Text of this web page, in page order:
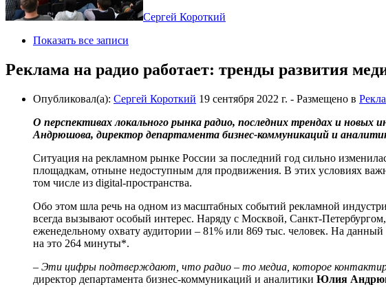
Сергей Короткий
Показать все записи
Реклама на радио работает: тренды развития
Опубликовал(а): Сергей Короткий 19 сентября 2022 г. - Размещено в
О перспективах локального рынка радио, последних трендах и
Андрюшова, директор департамента бизнес-коммуникаций и
Ситуация на рекламном рынке России за последний год сильно
площадкам, отныне недоступным для продвижения. В этих условиях
том числе из digital-пространства.
Обо этом шла речь на одном из масштабных событий рекламной
всегда вызывают особый интерес. Наряду с Москвой, Санкт-
еженедельному охвату аудитории – 81% или 869 тыс. человек. На
на это 264 минуты*.
– Эти цифры подтверждают, что радио – то медиа, которое
директор департамента бизнес-коммуникаций и аналитики Юлия